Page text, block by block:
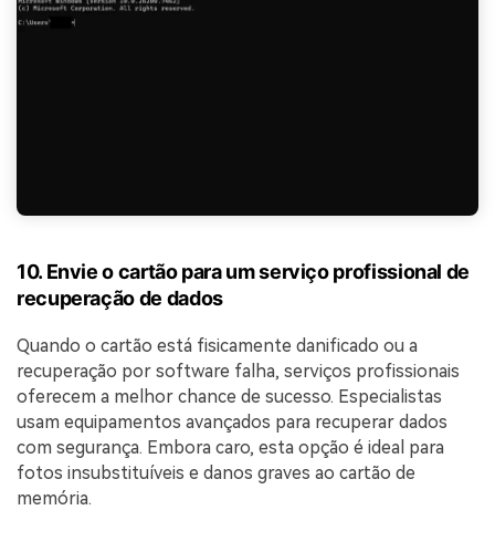
10. Envie o cartão para um serviço profissional de
recuperação de dados
Quando o cartão está fisicamente danificado ou a
recuperação por software falha, serviços profissionais
oferecem a melhor chance de sucesso. Especialistas
usam equipamentos avançados para recuperar dados
com segurança. Embora caro, esta opção é ideal para
fotos insubstituíveis e danos graves ao cartão de
memória.